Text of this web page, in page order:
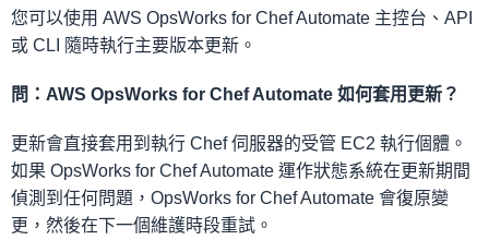
您可以使用 AWS OpsWorks for Chef Automate 主控台、API
或 CLI 隨時執行主要版本更新。
問：AWS OpsWorks for Chef Automate 如何套用更新？
更新會直接套用到執行 Chef 伺服器的受管 EC2 執行個體。
如果 OpsWorks for Chef Automate 運作狀態系統在更新期間
偵測到任何問題，OpsWorks for Chef Automate 會復原變
更，然後在下一個維護時段重試。